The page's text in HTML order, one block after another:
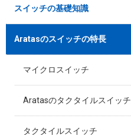
スイッチの基礎知識
Aratasのスイッチの特長
マイクロスイッチ
Aratasのタクタイルスイッチ
タクタイルスイッチ